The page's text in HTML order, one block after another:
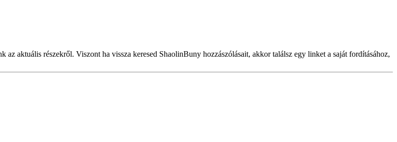
aktuális részekről. Viszont ha vissza keresed ShaolinBuny hozzászólásait, akkor találsz egy linket a saját fordításához,